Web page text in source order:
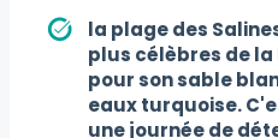
la plage des
plus célèbres de
pour son sable
eaux turquoise.
une journée de